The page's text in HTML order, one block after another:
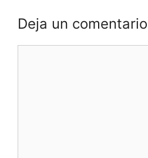
Deja un comentario